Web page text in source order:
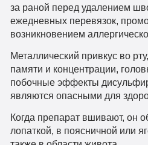
за раной перед удалением
ежедневных перевязок,
возникновением
Металлический привкус во
памяти и концентрации,
побочные эффекты
являются опасными для
Когда препарат вшивают, он
лопаткой, в поясничной или